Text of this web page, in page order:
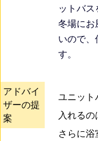
ットバス
冬場にお
いので、
す。
アドバイ
ザーの提
案
ユニット
入れるの
さらに